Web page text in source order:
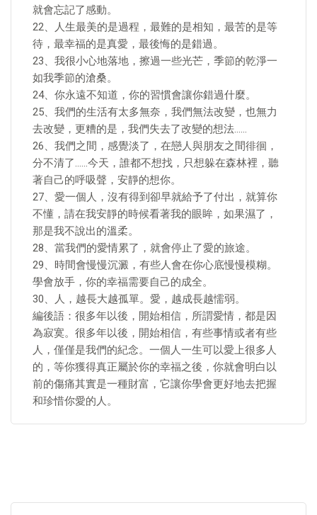
就會忘記了感動。
22、人生最美的是過程，最難的是相知，最苦的是等
待，最幸福的是真愛，最後悔的是錯過。
23、我很小心地落地，擦過一些光芒，季節的乾淨一
如我季節的滄桑。
24、你永遠不知道，你的習慣會讓你錯過什麼。
25、我們的生活有太多無奈，我們無法改變，也無力
去改變，更糟的是，我們失去了改變的想法……
26、我們之間，感覺淡了，在戀人與朋友之間徘徊，
分不清了……今天，誰都不想找，只想躲在森林裡，聽
著自己的呼吸聲，安靜的想你。
27、愛一個人，沒有得到卻早就給予了付出，就算你
不懂，請在我安靜的時候看著我的眼眸，如果濕了，
那是我不說出的溫柔。
28、當我們的愛情累了，就會停止了愛的旅途。
29、時間會慢慢沉澱，有些人會在你心底慢慢模糊。
學會放手，你的幸福需要自己的成全。
30、人，越長大越孤單。愛，越成長越懦弱。
編後語：很多年以後，開始相信，所謂愛情，都是因
為寂寞。很多年以後，開始相信，有些事情或者有些
人，僅僅是我們的紀念。一個人一生可以愛上很多人
的，等你獲得真正屬於你的幸福之後，你就會明白以
前的傷痛其實是一種財富，它讓你學會更好地去把握
和珍惜你愛的人。